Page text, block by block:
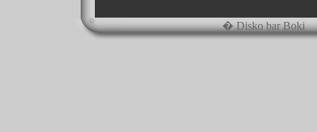
� Disko bar Boki